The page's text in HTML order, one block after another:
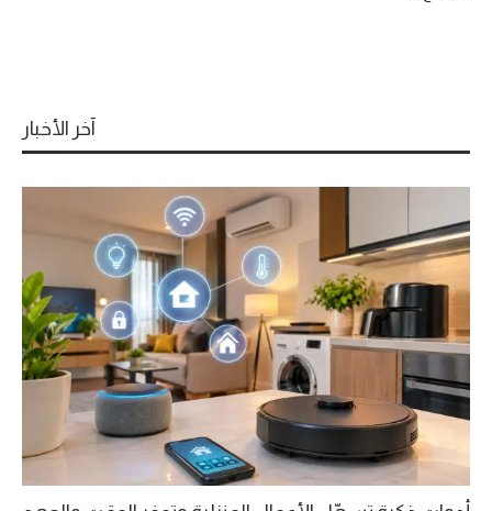
آخر الأخبار